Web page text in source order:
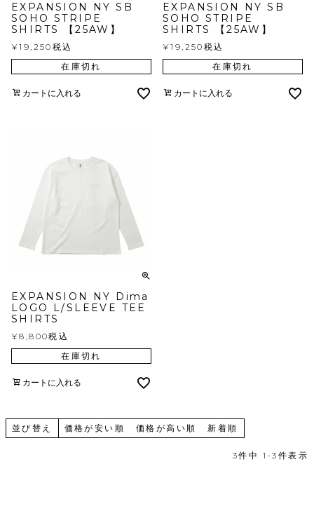
EXPANSION NY SB
SOHO STRIPE
SHIRTS 【25AW】
¥19,250 税込
在庫切れ
カートに入れる
EXPANSION NY SB
SOHO STRIPE
SHIRTS 【25AW】
¥19,250 税込
在庫切れ
カートに入れる
EXPANSION NY Dima
LOGO L/SLEEVE TEE
SHIRTS
¥8,800税込
在庫切れ
カートに入れる
並び替え 価格が安い順 価格が高い順 新着順
3件中 1 -3 件表示